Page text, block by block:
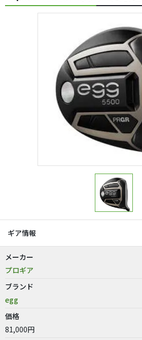
ギア情報
メーカー
プロギア
ブランド
egg
価格
81,000円